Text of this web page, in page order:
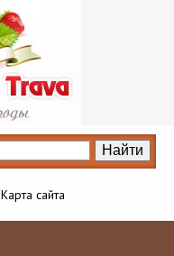
Карта сайта